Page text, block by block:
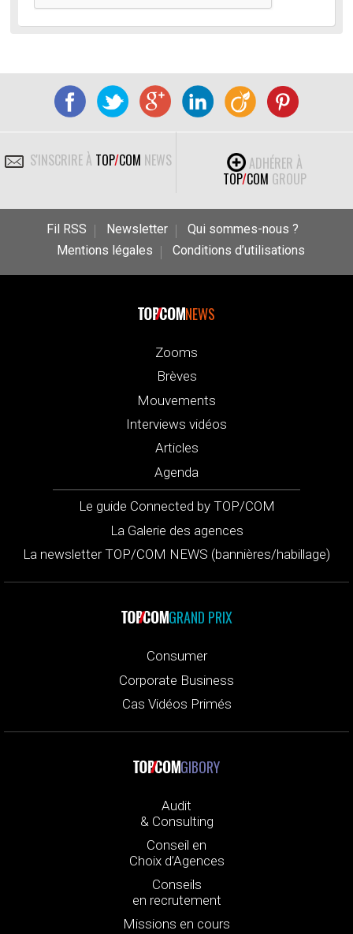
S'INSCRIRE À TOP/COM NEWS
ADHÉRER À
TOP/COM GROUP
Fil RSS Newsletter
Qui sommes-nous ?
Mentions légales
Conditions d’utilisations
NEWS
Zooms
Brèves
Mouvements
Interviews vidéos
Articles
Agenda
Le guide Connected by TOP/COM
La Galerie des agences
La newsletter TOP/COM NEWS (bannières/habillage)
GRAND PRIX
Consumer
Corporate Business
Cas Vidéos Primés
GIBORY
Audit
& Consulting
Conseil en
Choix d’Agences
Conseils
en recrutement
Missions en cours